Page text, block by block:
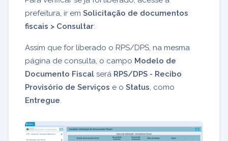
prefeitura, ir em Solicitação de documentos
fiscais > Consultar:
Assim que for liberado o RPS/DPS, na mesma
página de consulta, o campo Modelo de
Documento Fiscal será RPS/DPS - Recibo
Provisório de Serviços e o Status, como
Entregue.